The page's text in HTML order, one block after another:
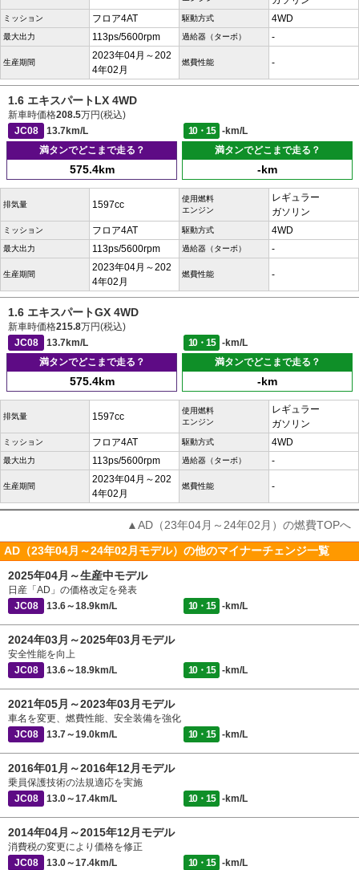
ミッション フロア4AT 駆動方式 4WD
最大出力 113ps/5600rpm 過給器（ターボ） -
生産期間
2023年04月～202
4年02月
燃費性能 -
1.6 エキスパートLX 4WD
新車時価格208.5万円(税込)
JC08
13.7km/L 10・15
-km/L
満タンでどこまで走る？
575.4km
満タンでどこまで走る？
-km
排気量 1597cc
使用燃料
エンジン
レギュラー
ガソリン
ミッション フロア4AT 駆動方式 4WD
最大出力 113ps/5600rpm 過給器（ターボ） -
生産期間
2023年04月～202
4年02月
燃費性能 -
1.6 エキスパートGX 4WD
新車時価格215.8万円(税込)
JC08
13.7km/L 10・15
-km/L
満タンでどこまで走る？
575.4km
満タンでどこまで走る？
-km
排気量 1597cc
使用燃料
エンジン
レギュラー
ガソリン
ミッション フロア4AT 駆動方式 4WD
最大出力 113ps/5600rpm 過給器（ターボ） -
生産期間
2023年04月～202
4年02月
燃費性能 -
▲AD（23年04月～24年02月）の燃費TOPへ
AD（23年04月～24年02月モデル）の他のマイナーチェンジ一覧
2025年04月～生産中モデル
日産「AD」の価格改定を発表
JC08
13.6～18.9km/L 10・15 -km/L
2024年03月～2025年03月モデル
安全性能を向上
JC08
13.6～18.9km/L 10・15 -km/L
2021年05月～2023年03月モデル
車名を変更、燃費性能、安全装備を強化
JC08
13.7～19.0km/L 10・15 -km/L
2016年01月～2016年12月モデル
乗員保護技術の法規適応を実施
JC08
13.0～17.4km/L 10・15 -km/L
2014年04月～2015年12月モデル
消費税の変更により価格を修正
JC08
13.0～17.4km/L 10・15 -km/L